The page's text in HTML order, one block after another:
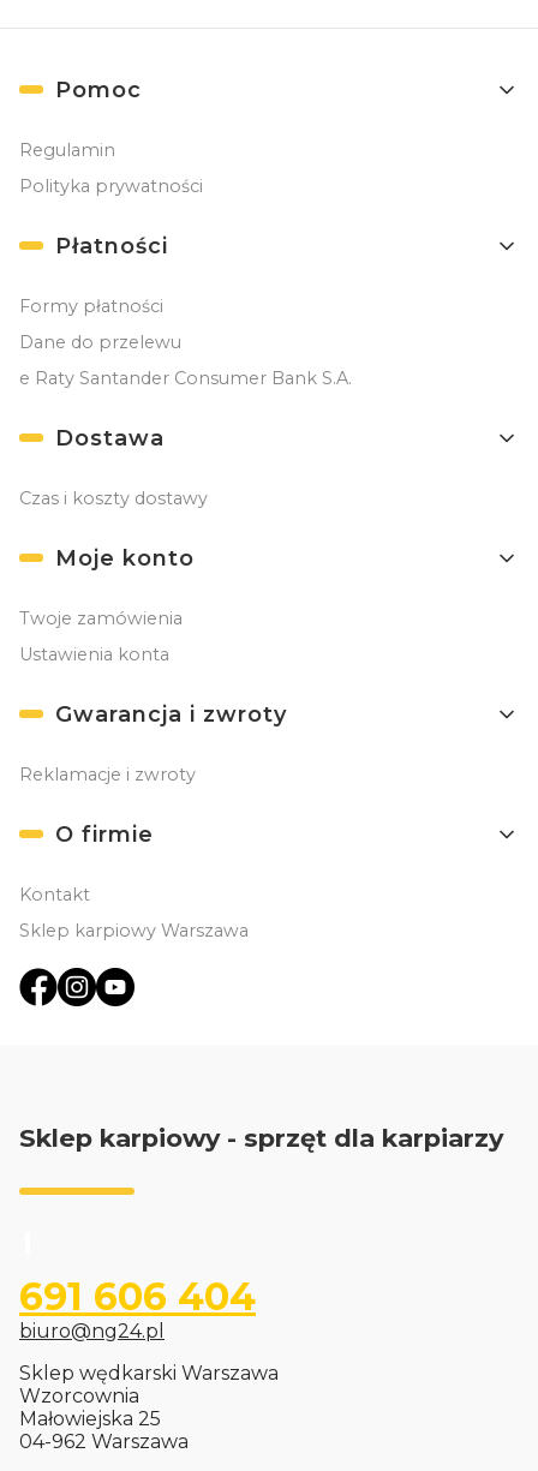
Linki w stopce
Pomoc
Regulamin
Polityka prywatności
Płatności
Formy płatności
Dane do przelewu
e Raty Santander Consumer Bank S.A.
Dostawa
Czas i koszty dostawy
Moje konto
Twoje zamówienia
Ustawienia konta
Gwarancja i zwroty
Reklamacje i zwroty
O firmie
Kontakt
Sklep karpiowy Warszawa
Sklep karpiowy - sprzęt dla karpiarzy
691 606 404
biuro@ng24.pl
Sklep wędkarski Warszawa
Wzorcownia
Małowiejska 25
04-962 Warszawa